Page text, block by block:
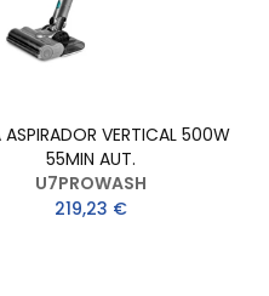
ASPIRADOR VERTICAL 500W
55MIN AUT.
U7PROWASH
219,23 €